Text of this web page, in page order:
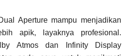
Aperture mampu menjadikan
apik, layaknya profesional.
Atmos dan Infinity Display